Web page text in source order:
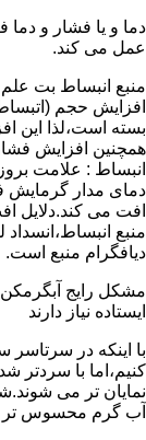
دما و یا فشار و
عمل می کند.
منبع انبساط بت علم
افزایش حجم
بسته است،لذا این
همچنین افزایش
انبساط : علامت
دمای مدار گرمایش
افت می کند.دلایل
منبع
دیافگرام منبع است.
مشکل رایج آبگرمکن
ایستاده نیاز دارند
با اینکه در
کنیم،اما با
نمایان تر می
آب گرم محسوس